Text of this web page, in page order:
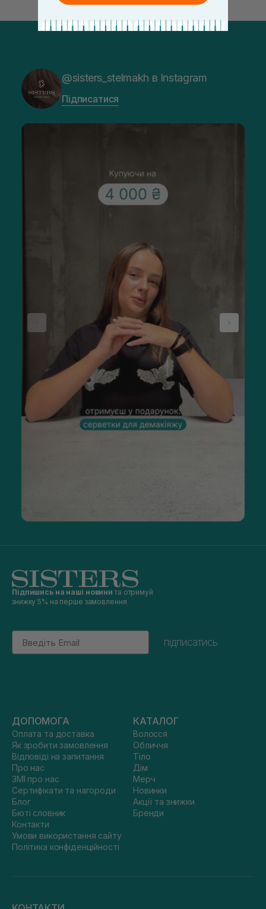
@sisters_stelmakh в Instagram
Підписатися
Підпишись на наші новини та отримуй
знижку 5% на перше замовлення
Email
підписатись
ДОПОМОГА
Оплата та доставка
Як зробити замовлення
Відповіді на запитання
Про нас
ЗМІ про нас
Сертифікати та нагороди
Блог
Бюті словник
Контакти
Умови використання сайту
Політика конфіденційності
КАТАЛОГ
Волосся
Обличчя
Тіло
Дім
Мерч
Новинки
Акції та знижки
Бренди